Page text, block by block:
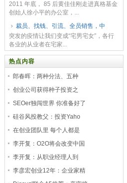
2011 年底， 85 后黄佳佳刚走进真格基金
创始人徐小平的办公室，...
裁员、找钱、引流、全员销售，中
突发的疫情让我们变成“宅男宅女”，各行
各业的从业者在宅家...
热点内容
郎春晖：两种分法、五种
创业公司获得种子投资之
SEOer独闯世界 你准备好了
硅谷风投教父：投资Yaho
在创业团队里 每个人都是
李开复：O2O将会改变中国
李开复：从职业经理人到
李彦宏创业12年：企业家精